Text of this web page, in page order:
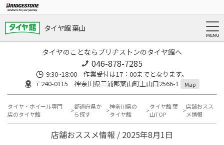
タイヤ館 葉山
タイヤのことならブリヂストンのタイヤ館へ
046-878-7285
9:30~18:00 作業受付は17：00までとなります。
〒240-0115 神奈川県三浦郡葉山町上山口2566-1
Map
タイヤ・ホイール専門
店のタイヤ館
都道府県か
ら探す
神奈川県の
タイヤ館
タイヤ館 葉
山TOP
店舗おスス
メ情報
店舗おススメ情報 / 2025年8月1日